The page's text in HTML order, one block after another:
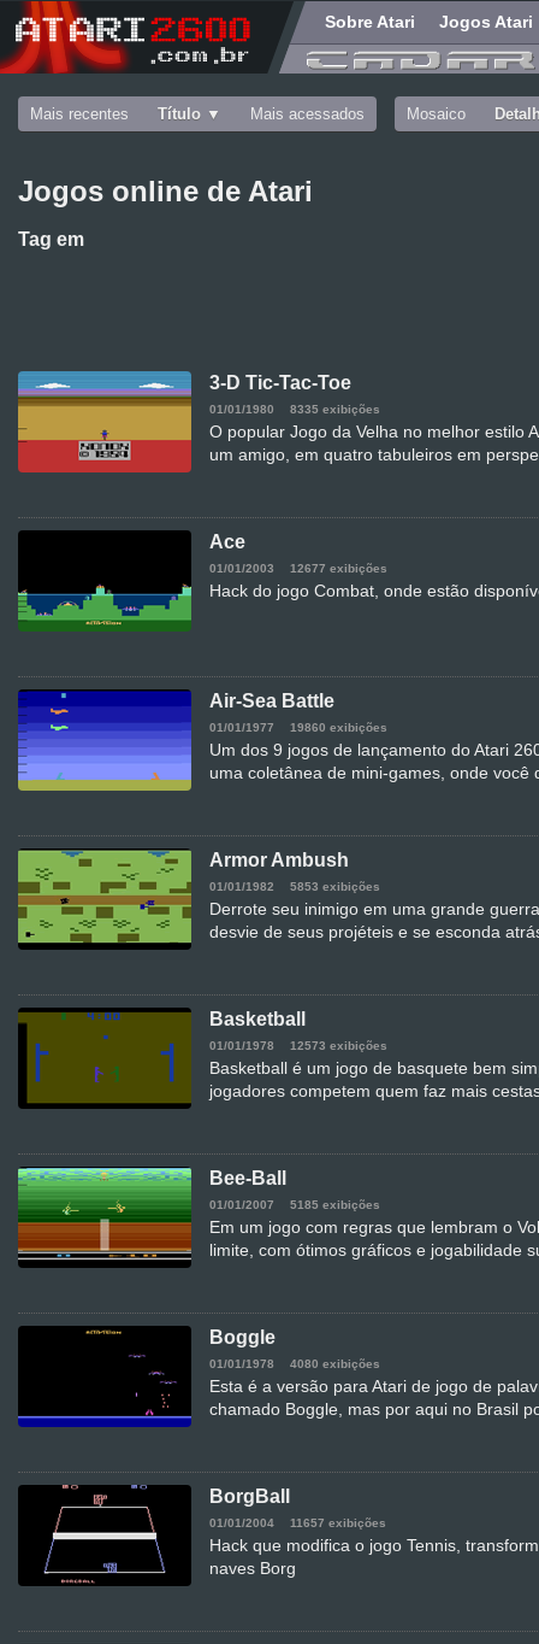
Sobre Atari Jogos Atari
Mais recentes Título Mais acessados Mosaico
Jogos online de Atari
Tag em
3-D Tic-Tac-Toe
01/01/1980 8335 exibições
O popular Jogo da Velha no melhor estilo
um amigo, em quatro tabuleiros em
Ace
01/01/2003 12677 exibições
Hack do jogo Combat, onde estão
Air-Sea Battle
01/01/1977 19860 exibições
Um dos 9 jogos de lançamento do Atari
uma coletânea de mini-games, onde você
Armor Ambush
01/01/1982 5853 exibições
Derrote seu inimigo em uma grande
desvie de seus projéteis e se esconda
Basketball
01/01/1978 12573 exibições
Basketball é um jogo de basquete bem
jogadores competem quem faz mais
Bee-Ball
01/01/2007 5185 exibições
Em um jogo com regras que lembram o
limite, com ótimos gráficos e jogabilidade
Boggle
01/01/1978 4080 exibições
Esta é a versão para Atari de jogo de
chamado Boggle, mas por aqui no Brasil
BorgBall
01/01/2004 11657 exibições
Hack que modifica o jogo Tennis,
naves Borg